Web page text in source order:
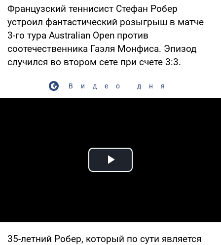
Французский теннисист Стефан Робер
устроил фантастический розыгрыш в матче
3-го тура Australian Open против
соотечественника Гаэля Монфиса. Эпизод
случился во втором сете при счете 3:3.
Видео дня
Play Video
35-летний Робер, который по сути является